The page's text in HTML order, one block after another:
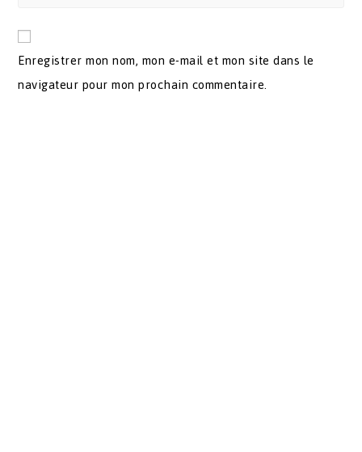
Enregistrer mon nom, mon e-mail et mon site dans le
navigateur pour mon prochain commentaire.